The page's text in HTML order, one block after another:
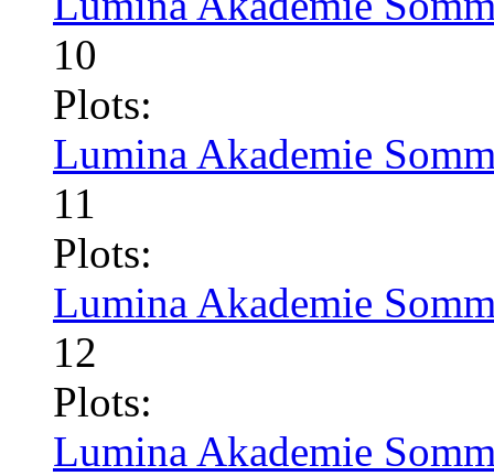
10
Plots:
Lumina Akademie
11
Plots:
Lumina Akademie
12
Plots:
Lumina Akademie